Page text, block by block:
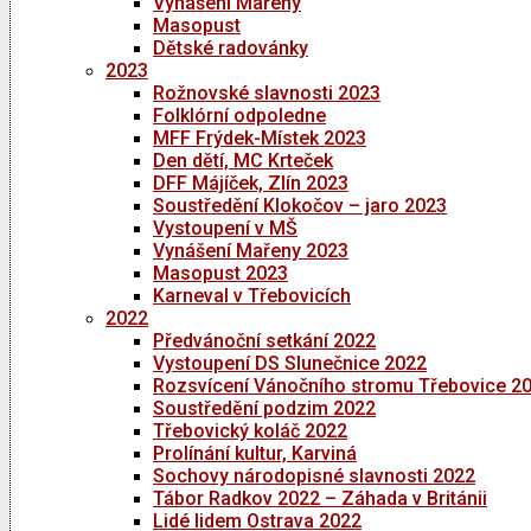
Masopust
Dětské radovánky
2023
Rožnovské slavnosti 2023
Folklórní odpoledne
MFF Frýdek-Místek 2023
Den dětí, MC Krteček
DFF Májíček, Zlín 2023
Soustředění Klokočov – jaro 2023
Vystoupení v MŠ
Vynášení Mařeny 2023
Masopust 2023
Karneval v Třebovicích
2022
Předvánoční setkání 2022
Vystoupení DS Slunečnice 2022
Rozsvícení Vánočního stromu Třebovice
Soustředění podzim 2022
Třebovický koláč 2022
Prolínání kultur, Karviná
Sochovy národopisné slavnosti 2022
Tábor Radkov 2022 – Záhada v Británii
Lidé lidem Ostrava 2022